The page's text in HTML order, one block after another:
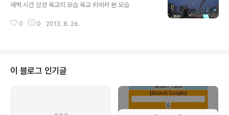
새벽 시간 삼성 육교의 모습 육교 위에서 본 모습
0 0 2013. 8. 26.
이 블로그 인기글